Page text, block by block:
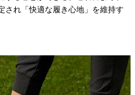
され「快適な履き心地」を維持す